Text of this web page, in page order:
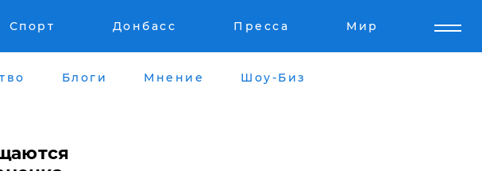
Спорт Донбасс Пресса Мир
Блоги Мнение Шоу-Биз